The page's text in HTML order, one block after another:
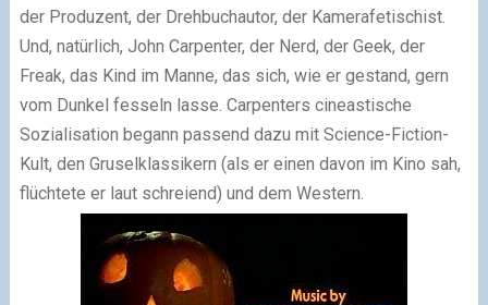
der Produzent, der Drehbuchautor, der Kamerafetischist.
Und, natürlich, John Carpenter, der Nerd, der Geek, der
Freak, das Kind im Manne, das sich, wie er gestand, gern
vom Dunkel fesseln lasse. Carpenters cineastische
Sozialisation begann passend dazu mit Science-Fiction-
Kult, den Gruselklassikern (als er einen davon im Kino sah,
flüchtete er laut schreiend) und dem Western.